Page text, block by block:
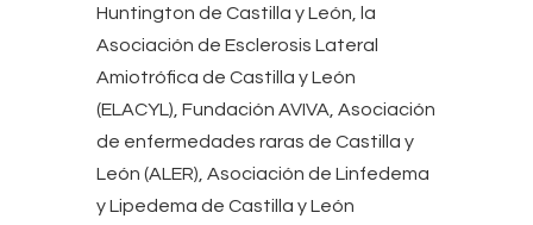
Huntington de Castilla y León, la
Asociación de Esclerosis Lateral
Amiotrófica de Castilla y León
(ELACYL), Fundación AVIVA, Asociación
de enfermedades raras de Castilla y
León (ALER), Asociación de Linfedema
y Lipedema de Castilla y León